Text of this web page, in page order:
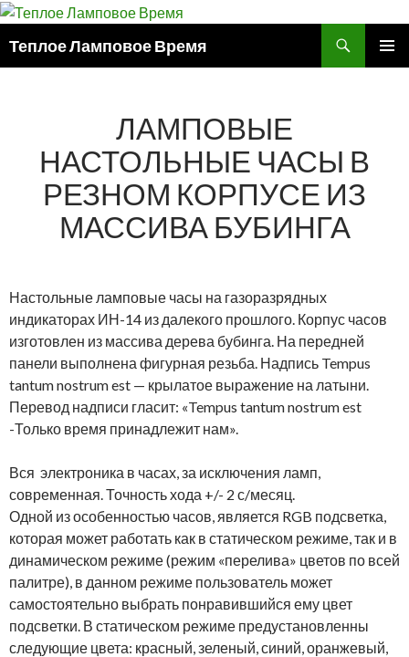
Теплое Ламповое Время
ЛАМПОВЫЕ
НАСТОЛЬНЫЕ ЧАСЫ В
РЕЗНОМ КОРПУСЕ ИЗ
МАССИВА БУБИНГА
Настольные ламповые часы на газоразрядных
индикаторах ИН-14 из далекого прошлого. Корпус часов
изготовлен из массива дерева бубинга. На передней
панели выполнена фигурная резьба. Надпись Tempus
tantum nostrum est — крылатое выражение на латыни.
Перевод надписи гласит: «Tempus tantum nostrum est
-Только время принадлежит нам».
Вся электроника в часах, за исключения ламп,
современная. Точность хода +/- 2 с/месяц.
Одной из особенностью часов, является RGB подсветка,
которая может работать как в статическом режиме, так и в
динамическом режиме (режим «перелива» цветов по всей
палитре), в данном режиме пользователь может
самостоятельно выбрать понравившийся ему цвет
подсветки. В статическом режиме предустановленны
следующие цвета: красный, зеленый, синий, оранжевый,